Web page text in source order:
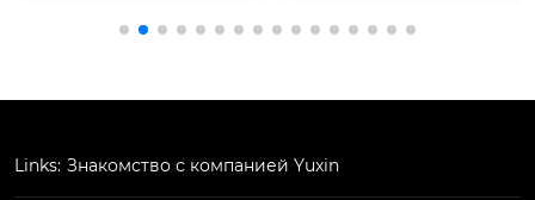
держатель токарног
jcgwsr1212k2
держатель токарног
kgmr2020k-2t17
Links: Знакомство с компанией Yuxin